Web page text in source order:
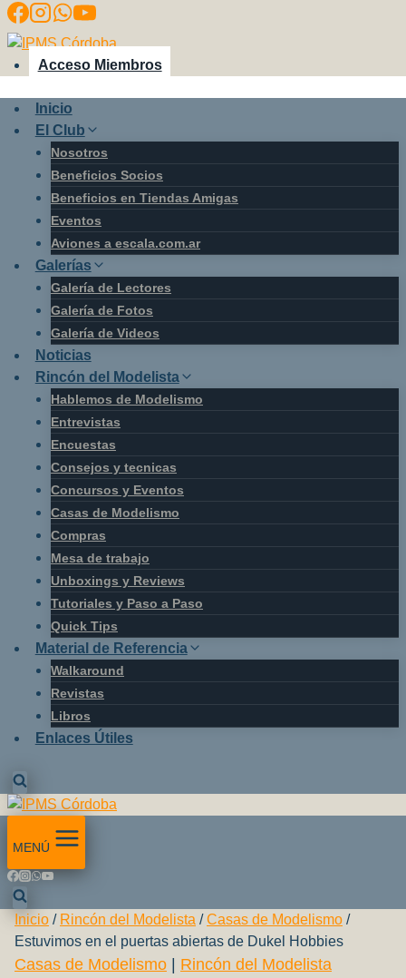
Saltar
al
contenido
Acceso Miembros
Inicio
El Club
Nosotros
Beneficios Socios
Beneficios en Tiendas Amigas
Eventos
Aviones a escala.com.ar
Galerías
Galería de Lectores
Galería de Fotos
Galería de Videos
Noticias
Rincón del Modelista
Hablemos de Modelismo
Entrevistas
Encuestas
Consejos y tecnicas
Concursos y Eventos
Casas de Modelismo
Compras
Mesa de trabajo
Unboxings y Reviews
Tutoriales y Paso a Paso
Quick Tips
Material de Referencia
Walkaround
Revistas
Libros
Enlaces Útiles
MENÚ
Inicio / Rincón del Modelista / Casas de Modelismo /
Estuvimos en el puertas abiertas de Dukel Hobbies
Casas de Modelismo Rincón del Modelista